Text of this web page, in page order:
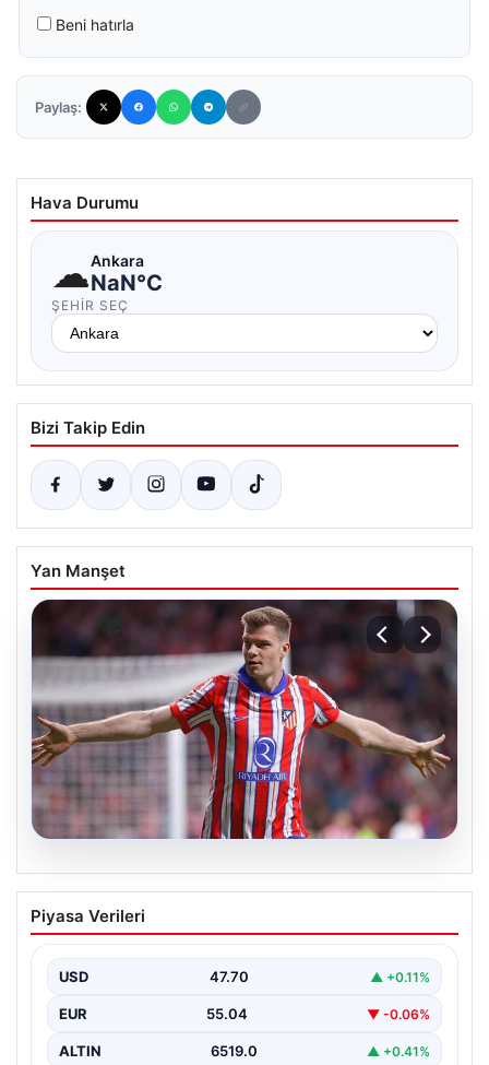
Beni hatırla
Paylaş:
Hava Durumu
☁Ankara
NaN°C
ŞEHIR SEÇ
Bizi Takip Edin
Yan Manşet
05.08.2026
Sörloth Transfer Yarışında Fenerbahçe
ve Beşiktaş Mücadelesi
sahne olurken, Süper Lig’in iki büyük devi,…
Piyasa Verileri
USD 47.70 ▲ +0.11%
EUR 55.04 ▼ -0.06%
ALTIN 6519.0 ▲ +0.41%